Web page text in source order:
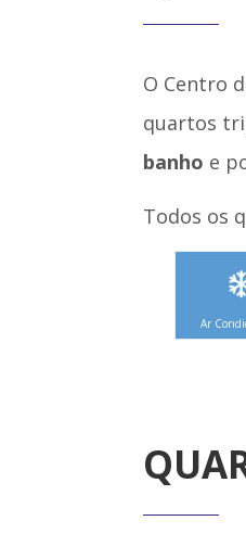
O Centro
quartos
banho e
Todos os
Ar